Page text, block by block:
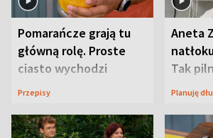
Pomarańcze grają tu
główną rolę. Proste
ciasto wychodzi
wyjątkowo wilgotne
Przepisy
Aneta
Tak
wizyt
Planuję